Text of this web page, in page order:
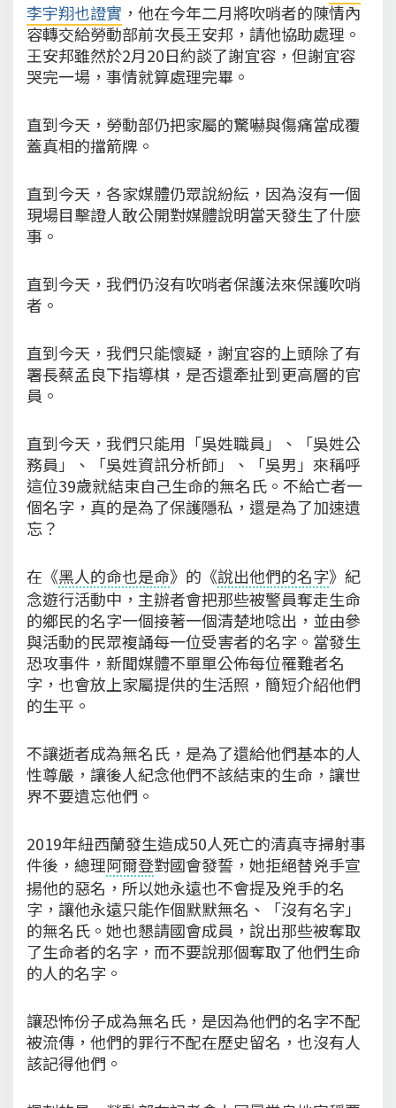
李宇翔也證實 ，他在今年二月將吹哨者的陳情內
容轉交給勞動部前次長王安邦，請他協助處理。
王安邦雖然於2月20日約談了謝宜容，但謝宜容
哭完一場，事情就算處理完畢。
直到今天，勞動部仍把家屬的驚嚇與傷痛當成覆
蓋真相的擋箭牌。
直到今天，各家媒體仍眾說紛紜，因為沒有一個
現場目擊證人敢公開對媒體說明當天發生了什麼
事。
直到今天，我們仍沒有吹哨者保護法來保護吹哨
者。
直到今天，我們只能懷疑，謝宜容的上頭除了有
署長蔡孟良下指導棋，是否還牽扯到更高層的官
員。
直到今天，我們只能用「吳姓職員」、「吳姓公
務員」、「吳姓資訊分析師」、「吳男」來稱呼
這位39歲就結束自己生命的無名氏。不給亡者一
個名字，真的是為了保護隱私，還是為了加速遺
忘？
在《黑人的命也是命》的《說出他們的名字》紀
念遊行活動中，主辦者會把那些被警員奪走生命
的鄉民的名字一個接著一個清楚地唸出，並由參
與活動的民眾複誦每一位受害者的名字。當發生
恐攻事件，新聞媒體不單單公佈每位罹難者名
字，也會放上家屬提供的生活照，簡短介紹他們
的生平。
不讓逝者成為無名氏，是為了還給他們基本的人
性尊嚴，讓後人紀念他們不該結束的生命，讓世
界不要遺忘他們。
2019年紐西蘭發生造成50人死亡的清真寺掃射事
件後，總理阿爾登對國會發誓，她拒絕替兇手宣
揚他的惡名，所以她永遠也不會提及兇手的名
字，讓他永遠只能作個默默無名、「沒有名字」
的無名氏。她也懇請國會成員，說出那些被奪取
了生命者的名字，而不要說那個奪取了他們生命
的人的名字。
讓恐怖份子成為無名氏，是因為他們的名字不配
被流傳，他們的罪行不配在歷史留名，也沒有人
該記得他們。